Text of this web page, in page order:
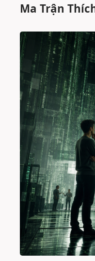
Ma Trận